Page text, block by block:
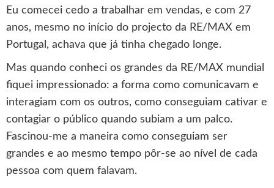
Eu comecei cedo a trabalhar em vendas, e com 27
anos, mesmo no início do projecto da RE/MAX em
Portugal, achava que já tinha chegado longe.
Mas quando conheci os grandes da RE/MAX mundial
fiquei impressionado: a forma como comunicavam e
interagiam com os outros, como conseguiam cativar e
contagiar o público quando subiam a um palco.
Fascinou-me a maneira como conseguiam ser
grandes e ao mesmo tempo pôr-se ao nível de cada
pessoa com quem falavam.